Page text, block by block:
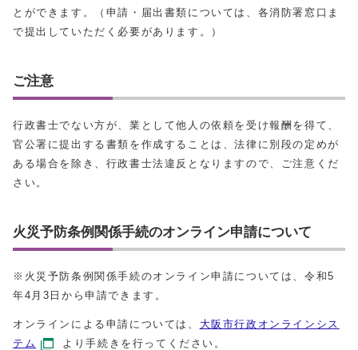
とができます。（申請・届出書類については、各消防署窓口ま
で提出していただく必要があります。）
ご注意
行政書士でない方が、業として他人の依頼を受け報酬を得て、
官公署に提出する書類を作成することは、法律に別段の定めが
ある場合を除き、行政書士法違反となりますので、ご注意くだ
さい。
火災予防条例関係手続のオンライン申請について
※火災予防条例関係手続のオンライン申請については、令和5
年4月3日から申請できます。
オンラインによる申請については、 大阪市行政オンラインシス
テム
より手続きを行ってください。